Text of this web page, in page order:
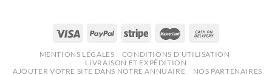
MENTIONS LÉGALES
CONDITIONS D’UTILISATION
LIVRAISON ET EXPÉDITION
AJOUTER VOTRE SITE DANS NOTRE ANNUAIRE
NOS PARTENAIRES